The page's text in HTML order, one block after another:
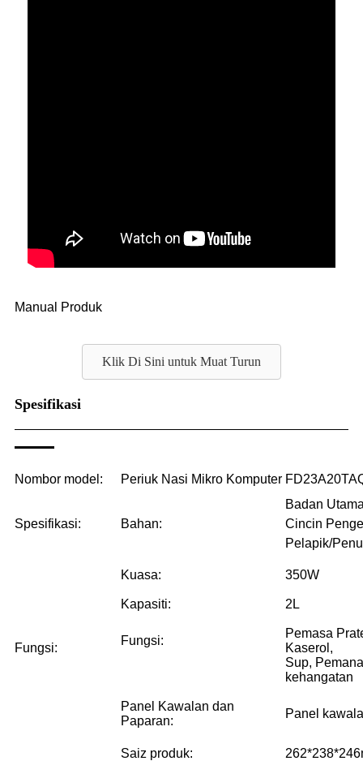
Manual Produk
Klik Di Sini untuk Muat Turun
Spesifikasi
Nombor model: Periuk Nasi Mikro Komputer
Spesifikasi: Bahan:
Badan
Cincin
Pelapik/
Fungsi:
Kuasa: 350W
Kapasiti: 2L
Fungsi:
Pemasa
Kaserol,
Sup,
kehangatan
Panel Kawalan dan
Paparan:
Panel
Saiz produk: